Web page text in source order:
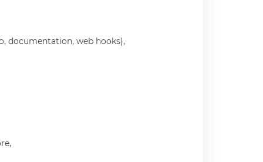
documentation, web hooks),